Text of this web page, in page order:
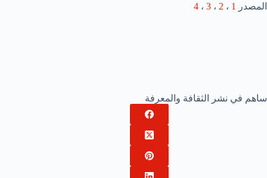
المصدر 1 ، 2 ، 3 ، 4
ساهم في نشر الثقافة والمعرفة